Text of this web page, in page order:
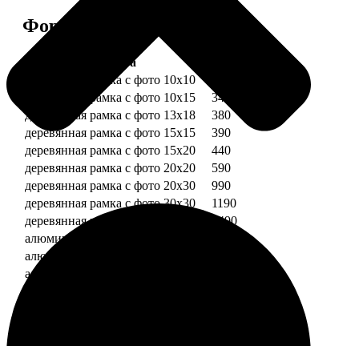
Форматы и цены
Услуга
деревянная рамка с фото 10х10
деревянная рамка с фото 10х15
340
деревянная рамка с фото 13х18
380
деревянная рамка с фото 15х15
390
деревянная рамка с фото 15х20
440
деревянная рамка с фото 20х20
590
деревянная рамка с фото 20х30
990
деревянная рамка с фото 30х30
1190
деревянная рамка с фото 30х40
1490
алюминиевая рамка с фото 10х15
алюминиевая рамка с фото 20х30
алюминиевая рамка с фото 30х40